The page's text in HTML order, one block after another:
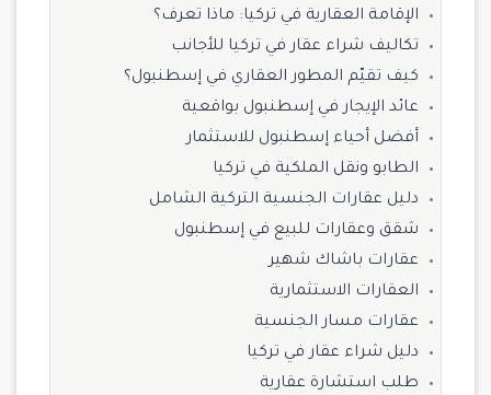
الإقامة العقارية في تركيا: ماذا تعرف؟
تكاليف شراء عقار في تركيا للأجانب
كيف تقيّم المطور العقاري في إسطنبول؟
عائد الإيجار في إسطنبول بواقعية
أفضل أحياء إسطنبول للاستثمار
الطابو ونقل الملكية في تركيا
دليل عقارات الجنسية التركية الشامل
شقق وعقارات للبيع في إسطنبول
عقارات باشاك شهير
العقارات الاستثمارية
عقارات مسار الجنسية
دليل شراء عقار في تركيا
طلب استشارة عقارية